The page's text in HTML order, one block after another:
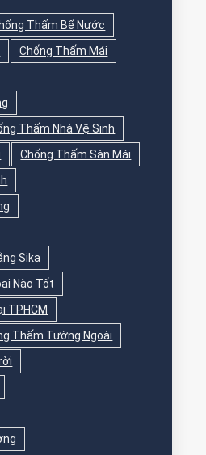
Thấm Bể Nước
Chống Thấm Mái
Thấm Nhà Vệ Sinh
Chống Thấm Sàn Mái
Sika
Nào Tốt
TPHCM
Thấm Tường Ngoài